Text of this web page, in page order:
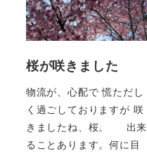
桜が咲きました
物流が、心配で 慌ただし
く過ごしておりますが 咲
きましたね、桜。 出来
ることあります。何に目